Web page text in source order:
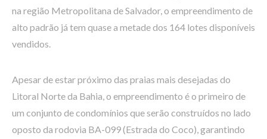
na região Metropolitana de Salvador, o empreendimento de
alto padrão já tem quase a metade dos 164 lotes disponíveis
vendidos.
Apesar de estar próximo das praias mais desejadas do
Litoral Norte da Bahia, o empreendimento é o primeiro de
um conjunto de condomínios que serão construídos no lado
oposto da rodovia BA-099 (Estrada do Coco), garantindo